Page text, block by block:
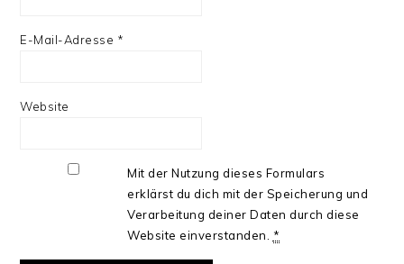
E-Mail-Adresse *
Website
Mit der Nutzung dieses Formulars
erklärst du dich mit der Speicherung und
Verarbeitung deiner Daten durch diese
Website einverstanden. *